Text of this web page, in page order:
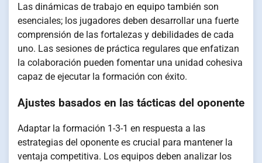
Las dinámicas de trabajo en equipo también son
esenciales; los jugadores deben desarrollar una fuerte
comprensión de las fortalezas y debilidades de cada
uno. Las sesiones de práctica regulares que enfatizan
la colaboración pueden fomentar una unidad cohesiva
capaz de ejecutar la formación con éxito.
Ajustes basados en las tácticas del oponente
Adaptar la formación 1-3-1 en respuesta a las
estrategias del oponente es crucial para mantener la
ventaja competitiva. Los equipos deben analizar los